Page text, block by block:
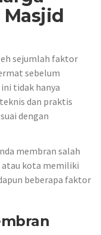
sejumlah faktor
sebelum
tidak hanya
dan praktis
dengan
membran salah
atau kota memiliki
beberapa faktor